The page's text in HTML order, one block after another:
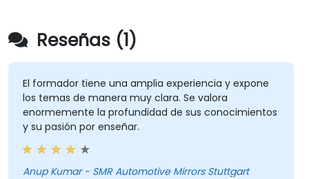
Reseñas (1)
El formador tiene una amplia experiencia y expone
los temas de manera muy clara. Se valora
enormemente la profundidad de sus conocimientos
y su pasión por enseñar.
Anup Kumar - SMR Automotive Mirrors Stuttgart